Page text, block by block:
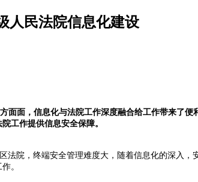
人民法院信息化建设
面面，信息化与法院工作深度融合给工作带来了便
工作提供信息安全保障。
法院， 终端安全管理难度大，随着信息化的深入，
。